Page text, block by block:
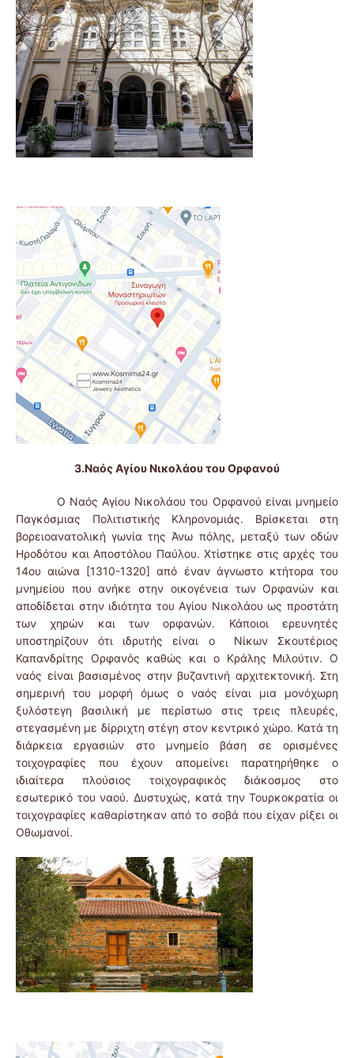
3.Ναός Αγίου Νικολάου του Ορφανού
Ο Ναός Αγίου Νικολάου του Ορφανού είναι μνημείο
Παγκόσμιας Πολιτιστικής Κληρονομιάς. Βρίσκεται στη
βορειοανατολική γωνία της Άνω πόλης, μεταξύ των οδών
Ηροδότου και Αποστόλου Παύλου. Χτίστηκε στις αρχές του
14ου αιώνα [1310-1320] από έναν άγνωστο κτήτορα του
μνημείου που ανήκε στην οικογένεια των Ορφανών και
αποδίδεται στην ιδιότητα του Αγίου Νικολάου ως προστάτη
των χηρών και των ορφανών. Κάποιοι ερευνητές
υποστηρίζουν ότι ιδρυτής είναι ο Νίκων Σκουτέριος
Καπανδρίτης Ορφανός καθώς και ο Κράλης Μιλούτιν. Ο
ναός είναι βασισμένος στην βυζαντινή αρχιτεκτονική. Στη
σημερινή του μορφή όμως ο ναός είναι μια μονόχωρη
ξυλόστεγη βασιλική με περίστωο στις τρεις πλευρές,
στεγασμένη με δίρριχτη στέγη στον κεντρικό χώρο. Κατά τη
διάρκεια εργασιών στο μνημείο βάση σε ορισμένες
τοιχογραφίες που έχουν απομείνει παρατηρήθηκε ο
ιδιαίτερα πλούσιος τοιχογραφικός διάκοσμος στο
εσωτερικό του ναού. Δυστυχώς, κατά την Τουρκοκρατία οι
τοιχογραφίες καθαρίστηκαν από το σοβά που είχαν ρίξει οι
Οθωμανοί.